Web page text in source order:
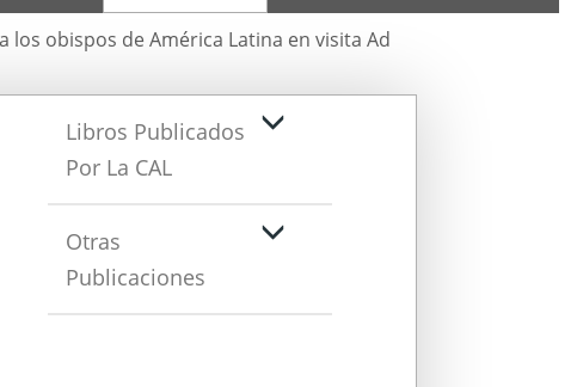
los obispos de América Latina en visita Ad
Libros Publicados
Por La CAL
Otras
Publicaciones